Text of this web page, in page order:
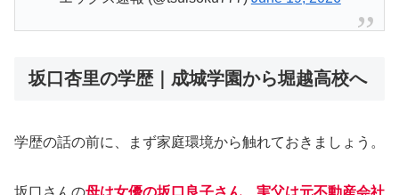
坂口杏里の学歴｜成城学園から堀越高校へ
学歴の話の前に、まず家庭環境から触れておきましょう。
坂口さんの母は女優の坂口良子さん
実父は元不動産会社